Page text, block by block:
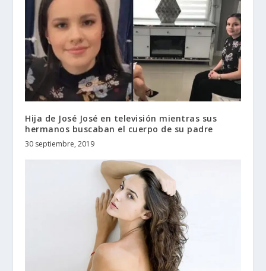
Hija de José José en televisión mientras sus
hermanos buscaban el cuerpo de su padre
30 septiembre, 2019